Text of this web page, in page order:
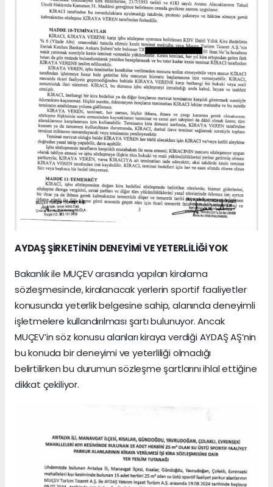
AYDAŞ ŞİRKETİNİN DENEYİMİ VE YETERLİLİĞİ YOK
Bakanlık ile MUÇEV arasında yapılan kiralama
sözleşmesinde, kiralanacak yerlerin sportif faaliyetler
konusunda yeterlik belgesine sahip, alanında deneyimli
işletmelere kullandırılması şartı bulunuyor. Ancak
MUÇEV’in söz konusu alanları kiraya verdiği AYDAŞ AŞ’nin
bu konuda bir deneyimi ve yeterliliği olmadığı
belirtilirken bu durumun sözleşme şartlarını ihlal ettiğine
dikkat çekiliyor.